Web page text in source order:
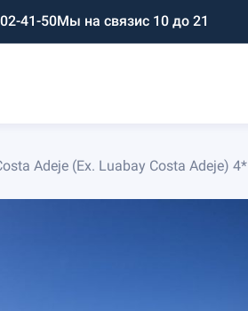
41-50Мы на связис 10 до 21
Adeje (Ex. Luabay Costa Adeje) 4*